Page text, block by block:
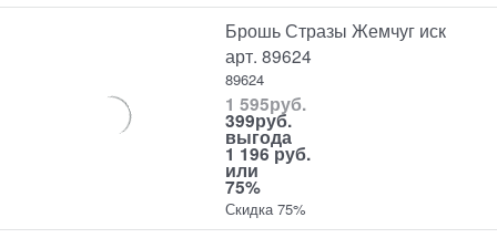
Брошь Стразы Жемчуг иск
арт. 89624
89624
1 595руб.
399руб.
выгода
1 196 руб.
или
75%
Скидка 75%